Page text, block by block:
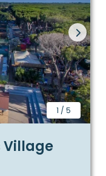
1 / 5
Village